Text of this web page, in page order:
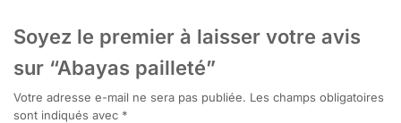
Soyez le premier à laisser votre avis
sur “Abayas pailleté”
Votre adresse e-mail ne sera pas publiée. Les champs obligatoires
sont indiqués avec *